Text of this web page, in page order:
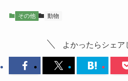
その他 動物
よかったらシェア